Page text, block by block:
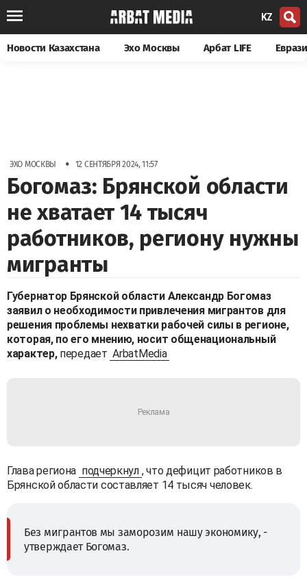
KZ
Новости Казахстана Эхо Москвы Арбат LIFE
ЭХО МОСКВЫ • 12 СЕНТЯБРЯ 2024, 11:57
Богомаз: Брянской области
не хватает 14 тысяч
работников, региону нужны
мигранты
Губернатор Брянской области Александр Богомаз
заявил о необходимости привлечения мигрантов для
решения проблемы нехватки рабочей силы в регионе,
которая, по его мнению, носит общенациональный
характер,передает ArbatMedia
Глава региона подчеркнул , что дефицит работников в
Брянской области составляет 14 тысяч человек.
Без мигрантов мы заморозим нашу экономику, -
утверждает Богомаз.